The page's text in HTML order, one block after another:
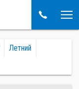
Летний